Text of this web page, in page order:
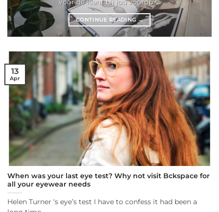
voor de klant bij jou voorop?...
CONTINUE READING →
When was your last eye test? Why not visit Bckspace for
all your eyewear needs
Helen Turner ‘s eye’s test I have to confess it had been a
13
Apr